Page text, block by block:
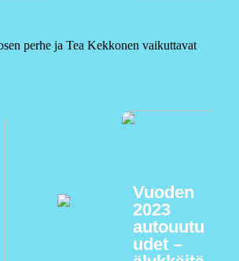
perhe ja Tea Kekkonen vaikuttavat
Vuoden
2023
autouutu
udet –